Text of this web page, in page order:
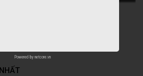
Powered by netcore.vn